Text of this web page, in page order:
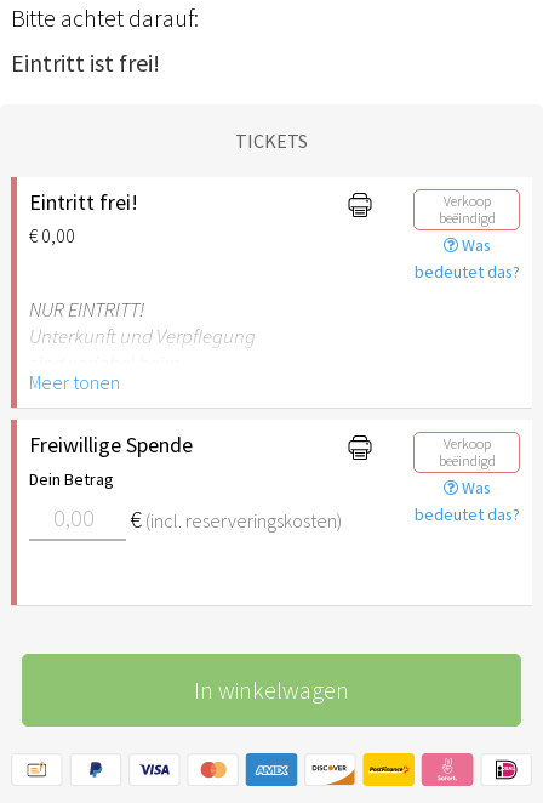
Bitte achtet darauf:
Eintritt ist frei!
TICKETS
Eintritt frei!
€ 0,00
Verkoop
beëindigd
Was
bedeutet das?
NUR EINTRITT!
Unterkunft und Verpflegung
Tagungszentrum
Blaubeuren zu buchen!
Meer tonen
Freiwillige Spende
Dein Betrag
€ (incl. reserveringskosten)
Verkoop
beëindigd
Was
bedeutet das?
In winkelwagen